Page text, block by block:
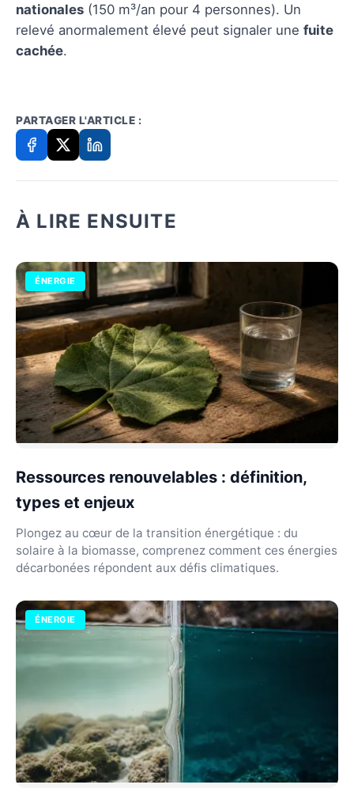
nationales (150 m³/an pour 4 personnes). Un
relevé anormalement élevé peut signaler une fuite
cachée.
PARTAGER L'ARTICLE :
À LIRE ENSUITE
ÉNERGIE
Ressources renouvelables : définition,
types et enjeux
Plongez au cœur de la transition énergétique : du
solaire à la biomasse, comprenez comment ces énergies
décarbonées répondent aux défis climatiques.
ÉNERGIE